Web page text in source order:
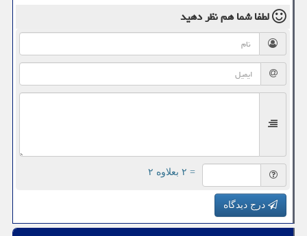
لطفا شما همنظر دهید
= ۲ بعلاوه ۲
درج دیدگاه